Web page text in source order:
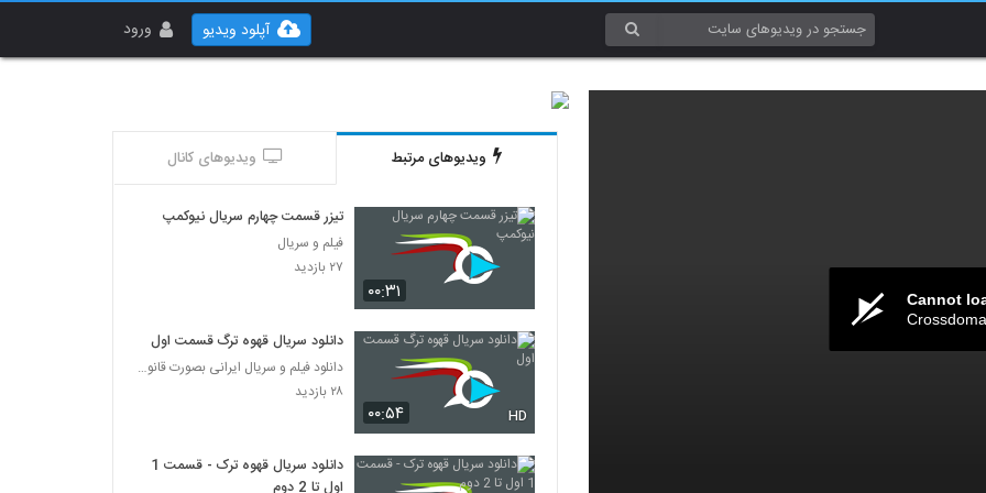
ورود آپلود ویدیو
Cannot
ویدیوهای مرتبط ویدیوهای کانال
۰۰:۳۱
تیزر قسمت چهارم سریال نیوکمپ
فیلم و سریال
۲۷ بازدید
۰۰:۵۴ HD
دانلود سریال قهوه ترگ قسمت اول
دانلود فیلم و سریال ایرانی بصورت قانونی
۲۸ بازدید
دانلود سریال قهوه ترک - قسمت 1
اول تا 2 دوم